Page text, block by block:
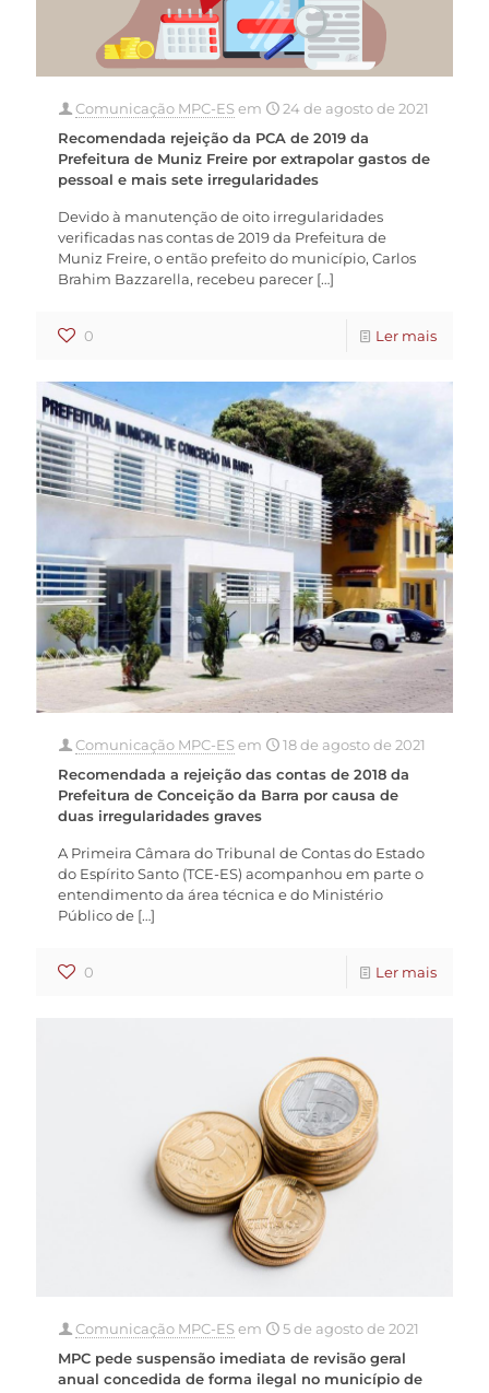
Comunicação MPC-ESem
24 de agosto de 2021
Recomendada rejeição da PCA de 2019 da
Prefeitura de Muniz Freire por extrapolar gastos de
pessoal e mais sete irregularidades
Devido à manutenção de oito irregularidades
verificadas nas contas de 2019 da Prefeitura de
Muniz Freire, o então prefeito do município, Carlos
Brahim Bazzarella, recebeu parecer […]
0 Ler mais
Comunicação MPC-ESem
18 de agosto de 2021
Recomendada a rejeição das contas de 2018 da
Prefeitura de Conceição da Barra por causa de
duas irregularidades graves
A Primeira Câmara do Tribunal de Contas do Estado
do Espírito Santo (TCE-ES) acompanhou em parte o
entendimento da área técnica e do Ministério
Público de […]
0 Ler mais
Comunicação MPC-ESem
5 de agosto de 2021
MPC pede suspensão imediata de revisão geral
anual concedida de forma ilegal no município de